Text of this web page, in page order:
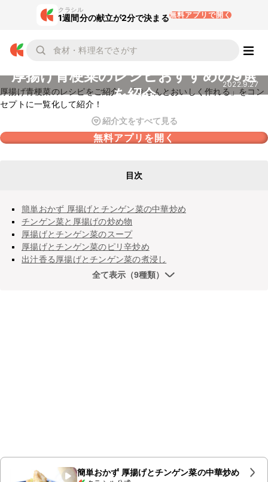
クラシル
1週間分の献立が2分で決まる無料アプリで開く
厚揚げ青梗菜のレシピおすすめの9選
を紹介
2022.9.27
厚揚げ青梗菜のレシピをご紹介。「きちんとおいしく作れる」をコン
セプトに一覧化して紹介！
紹介文をすべて見る
無料アプリを開く
目次
簡単おかず 厚揚げとチンゲン菜の中華炒め
チンゲン菜と厚揚げの炒め物
厚揚げとチンゲン菜のスープ
厚揚げとチンゲン菜のピリ辛炒め
出汁香る厚揚げとチンゲン菜の煮浸し
全て表示（9種類）
簡単おかず 厚揚げとチンゲン菜の中華炒め